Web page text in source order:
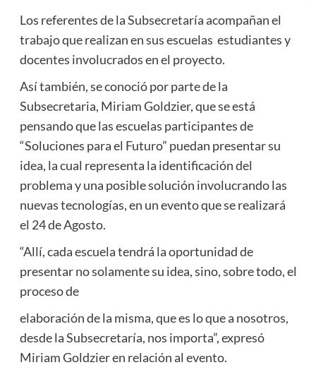
Los referentes de la Subsecretaría acompañan el
trabajo que realizan en sus escuelas estudiantes y
docentes involucrados en el proyecto.
Así también, se conoció por parte de la
Subsecretaria, Miriam Goldzier, que se está
pensando que las escuelas participantes de
“Soluciones para el Futuro” puedan presentar su
idea, la cual representa la identificación del
problema y una posible solución involucrando las
nuevas tecnologías, en un evento que se realizará
el 24 de Agosto.
“Allí, cada escuela tendrá la oportunidad de
presentar no solamente su idea, sino, sobre todo, el
proceso de
elaboración de la misma, que es lo que a nosotros,
desde la Subsecretaría, nos importa”, expresó
Miriam Goldzier en relación al evento.